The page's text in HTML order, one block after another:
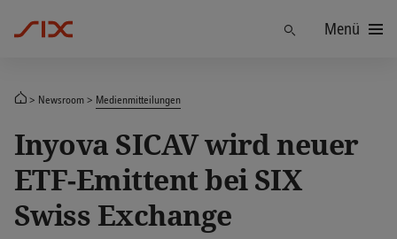
FindenMenü
Newsroom Medienmitteilungen
Inyova SICAV wird neuer
ETF-Emittent bei SIX
Swiss Exchange